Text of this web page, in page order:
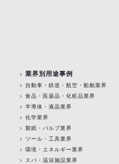
業界別用途事例
自動車・鉄道・航空・船舶業界
食品・医薬品・化粧品業界
半導体・液晶業界
化学業界
製紙・パルプ業界
ツール・工具業界
環境・エネルギー業界
スパ・温浴施設業界